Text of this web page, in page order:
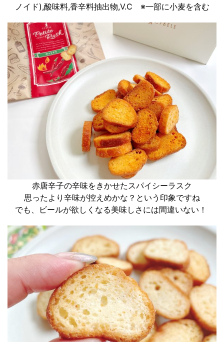
ノイド),酸味料,香辛料抽出物,V.C ※一部に小麦を含む
赤唐辛子の辛味をきかせたスパイシーラスク
思ったより辛味が控えめかな？という印象ですね
でも、ビールが欲しくなる美味しさには間違いない！